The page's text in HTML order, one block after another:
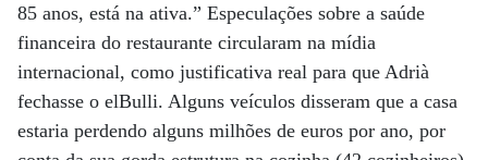
85 anos, está na ativa.” Especulações sobre a saúde
financeira do restaurante circularam na mídia
internacional, como justificativa real para que Adrià
fechasse o elBulli. Alguns veículos disseram que a casa
estaria perdendo alguns milhões de euros por ano, por